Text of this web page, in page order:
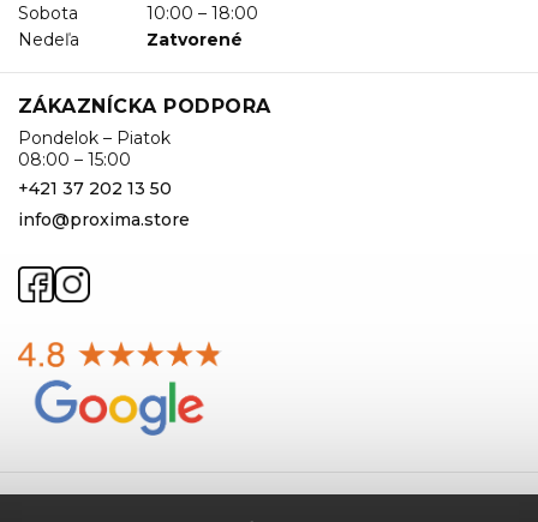
Sobota
10:00 – 18:00
Nedeľa
Zatvorené
ZÁKAZNÍCKA PODPORA
Pondelok – Piatok
08:00 – 15:00
+421 37 202 13 50
info@proxima.store